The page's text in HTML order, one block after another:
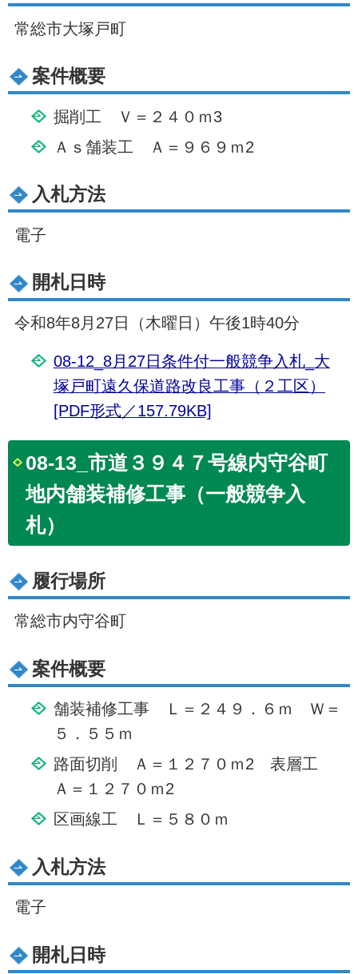
常総市大塚戸町
案件概要
掘削工 Ｖ＝２４０ｍ3
Ａｓ舗装工 Ａ＝９６９ｍ2
入札方法
電子
開札日時
令和8年8月27日（木曜日）午後1時40分
08-12_8月27日条件付一般競争入札_大
塚戸町遠久保道路改良工事（２工区）
[PDF形式／157.79KB]
08-13_市道３９４７号線内守谷町
地内舗装補修工事（一般競争入
札）
履行場所
常総市内守谷町
案件概要
舗装補修工事 Ｌ＝２４９．６ｍ Ｗ＝
５．５５ｍ
路面切削 Ａ＝１２７０ｍ2 表層工
Ａ＝１２７０ｍ2
区画線工 Ｌ＝５８０ｍ
入札方法
電子
開札日時